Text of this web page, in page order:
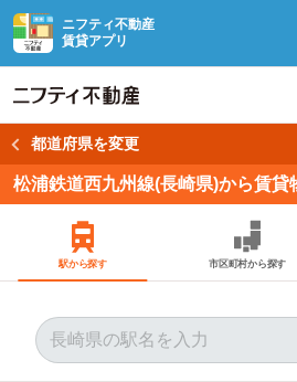
ニフティ不動産
賃貸アプリ
都道府県を変更
松浦鉄道西九州線(長崎県)から賃貸
駅から探す 市区町村から探す